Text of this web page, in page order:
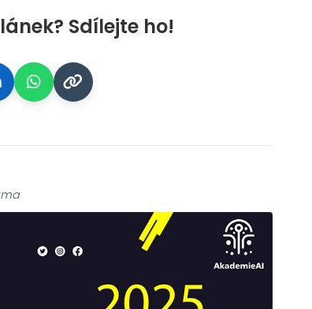
Sdílejte ho!